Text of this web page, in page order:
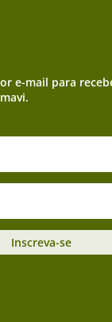
e-mail para
Inscreva-se